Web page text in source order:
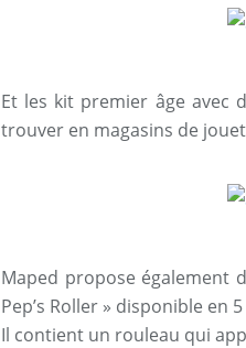
Et les kit premier âge avec
trouver en magasins de
Maped propose également
Pep’s Roller » disponible en
Il contient un rouleau qui